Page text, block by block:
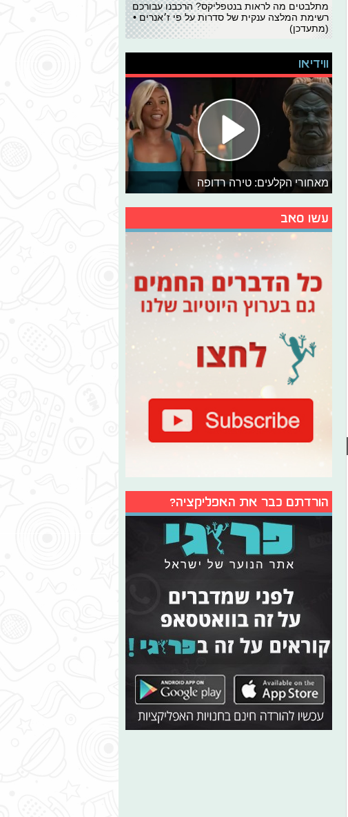
מתלבטים מה לראות בנטפליקס? הרכבנו עבורכם
רשימת המלצה ענקית של סדרות על פי ז׳אנרים •
(מתעדכן)
ווידיאו
מאחורי הקלעים: טירה רדופה
עשו סאב
הורדתם כבר את האפליקציה?